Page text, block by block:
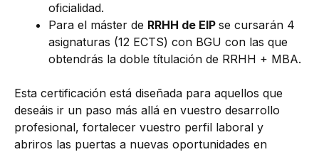
oficialidad.
Para el máster de RRHH de EIP se cursarán 4
asignaturas (12 ECTS) con BGU con las que
obtendrás la doble títulación de RRHH + MBA.
Esta certificación está diseñada para aquellos que
deseáis ir un paso más allá en vuestro desarrollo
profesional, fortalecer vuestro perfil laboral y
abriros las puertas a nuevas oportunidades en